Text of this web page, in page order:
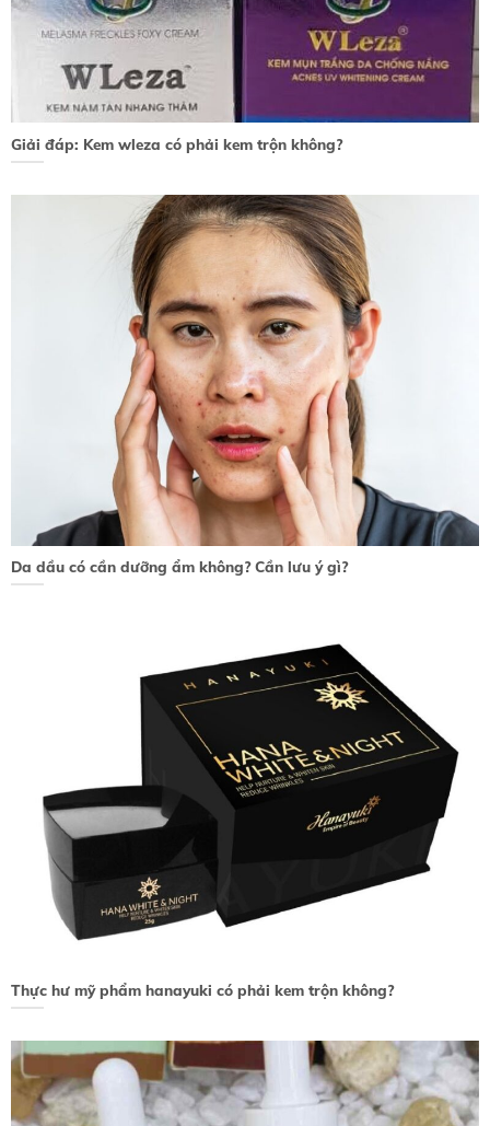
Giải đáp: Kem wleza có phải kem trộn không?
Da dầu có cần dưỡng ẩm không? Cần lưu ý gì?
Thực hư mỹ phẩm hanayuki có phải kem trộn không?